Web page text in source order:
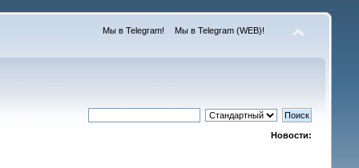
Мы в Telegram! Мы в Telegram (WEB)!
Новости: